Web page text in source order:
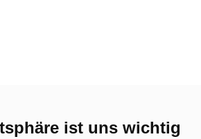
ist uns wichtig